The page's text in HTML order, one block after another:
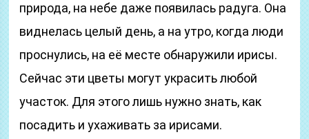
природа, на небе даже появилась радуга. Она
виднелась целый день, а на утро, когда люди
проснулись, на её месте обнаружили ирисы.
Сейчас эти цветы могут украсить любой
участок. Для этого лишь нужно знать, как
посадить и ухаживать за ирисами.